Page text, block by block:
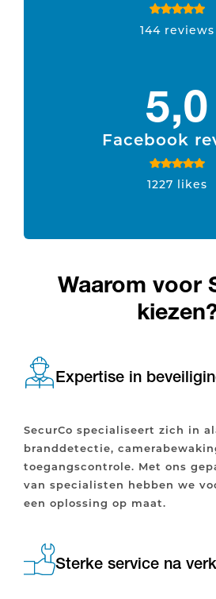
144 reviews
5,0
Facebook
1227 likes
Waarom voor
Expertise in
SecurCo specialiseert zich in
branddetectie,
toegangscontrole. Met ons
van specialisten hebben we
een oplossing op maat.
Sterke service na